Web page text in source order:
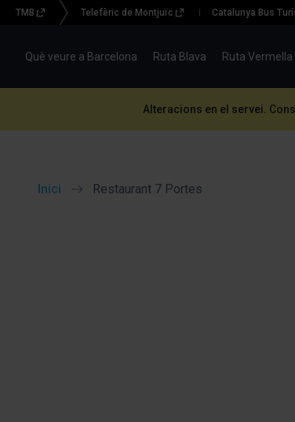
Menu
topbar
TMB Telefèric de Montjuïc Catalunya Bus
Què veure a Barcelona Ruta Blava Ruta Vermella
Alteracions en el servei.
Inici Restaurant 7 Portes